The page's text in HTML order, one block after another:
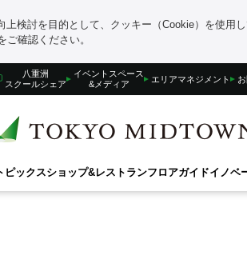
検討を目的として、クッキー（Cookie）を使用し
ご確認ください。
八重洲
スクールシェア
イベントスペース
&メディア
エリアマネジメント
ピックスショップ&レストランフロアガイドイノベ